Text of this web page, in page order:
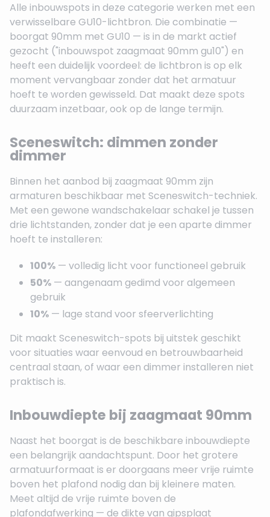
Alle inbouwspots in deze categorie werken met een
verwisselbare GU10-lichtbron. Die combinatie —
boorgat 90mm met GU10 — is in de markt actief
gezocht ("inbouwspot zaagmaat 90mm gu10") en
heeft een duidelijk voordeel: de lichtbron is op elk
moment vervangbaar zonder dat het armatuur
hoeft te worden gewisseld. Dat maakt deze spots
duurzaam inzetbaar, ook op de lange termijn.
Sceneswitch: dimmen zonder
dimmer
Binnen het aanbod bij zaagmaat 90mm zijn
armaturen beschikbaar met Sceneswitch-techniek.
Met een gewone wandschakelaar schakel je tussen
drie lichtstanden, zonder dat je een aparte dimmer
hoeft te installeren:
100% — volledig licht voor functioneel gebruik
50% — aangenaam gedimd voor algemeen
gebruik
10% — lage stand voor sfeerverlichting
Dit maakt Sceneswitch-spots bij uitstek geschikt
voor situaties waar eenvoud en betrouwbaarheid
centraal staan, of waar een dimmer installeren niet
praktisch is.
Inbouwdiepte bij zaagmaat 90mm
Naast het boorgat is de beschikbare inbouwdiepte
een belangrijk aandachtspunt. Door het grotere
armatuurformaat is er doorgaans meer vrije ruimte
boven het plafond nodig dan bij kleinere maten.
Meet altijd de vrije ruimte boven de
plafondafwerking — de dikte van gipsplaat